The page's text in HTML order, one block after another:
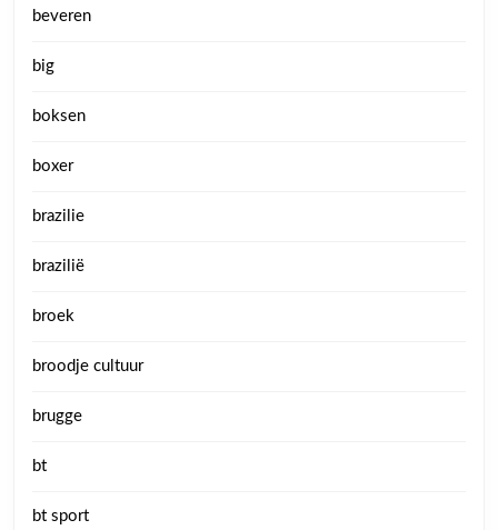
beveren
big
boksen
boxer
brazilie
brazilië
broek
broodje cultuur
brugge
bt
bt sport